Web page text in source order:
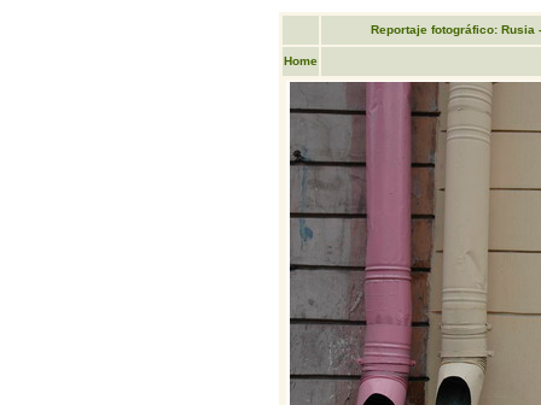
Reportaje fotográfico: Rusia
Home